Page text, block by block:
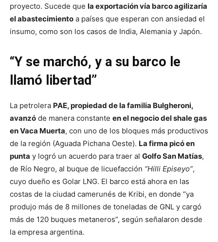
proyecto. Sucede que la exportación vía barco agilizaría
el abastecimiento a países que esperan con ansiedad el
insumo, como son los casos de India, Alemania y Japón.
“Y se marchó, y a su barco le
llamó libertad”
La petrolera PAE, propiedad de la familia Bulgheroni,
avanzó de manera constante en el negocio del shale gas
en Vaca Muerta, con uno de los bloques más productivos
de la región (Aguada Pichana Oeste). La firma picó en
punta y logró un acuerdo para traer al Golfo San Matías,
de Río Negro, al buque de licuefacción “Hilli Episeyo”,
cuyo dueño es Golar LNG. El barco está ahora en las
costas de la ciudad camerunés de Kribi, en donde “ya
produjo más de 8 millones de toneladas de GNL y cargó
más de 120 buques metaneros”, según señalaron desde
la empresa argentina.